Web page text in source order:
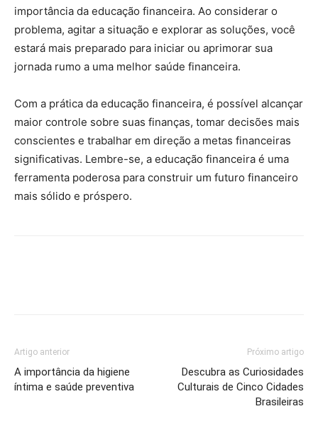
importância da educação financeira. Ao considerar o
problema, agitar a situação e explorar as soluções, você
estará mais preparado para iniciar ou aprimorar sua
jornada rumo a uma melhor saúde financeira.
Com a prática da educação financeira, é possível alcançar
maior controle sobre suas finanças, tomar decisões mais
conscientes e trabalhar em direção a metas financeiras
significativas. Lembre-se, a educação financeira é uma
ferramenta poderosa para construir um futuro financeiro
mais sólido e próspero.
Artigo anterior
A importância da higiene
íntima e saúde preventiva
Próximo artigo
Descubra as Curiosidades
Culturais de Cinco Cidades
Brasileiras